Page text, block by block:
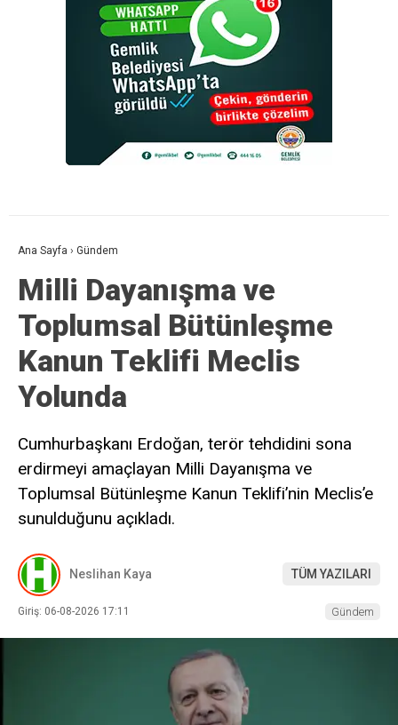
Ana Sayfa › Gündem
Milli Dayanışma ve
Toplumsal Bütünleşme
Kanun Teklifi Meclis
Yolunda
Cumhurbaşkanı Erdoğan, terör tehdidini sona
erdirmeyi amaçlayan Milli Dayanışma ve
Toplumsal Bütünleşme Kanun Teklifi’nin Meclis’e
sunulduğunu açıkladı.
Neslihan Kaya TÜM YAZILARI
Giriş: 06-08-2026 17:11 Gündem